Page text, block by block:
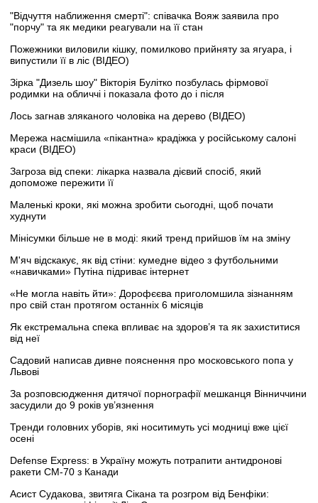
"Відчуття наближення смерті": співачка Вояж заявила про
"порчу" та як медики реагували на її стан
Пожежники виловили кішку, помилково прийняту за ягуара, і
випустили її в ліс (ВІДЕО)
Зірка "Дизель шоу" Вікторія Булітко позбулась фірмової
родимки на обличчі і показала фото до і після
Лось загнав зляканого чоловіка на дерево (ВІДЕО)
Мережа насмішила «пікантна» крадіжка у російському салоні
краси (ВІДЕО)
Загроза від спеки: лікарка назвала дієвий спосіб, який
допоможе пережити її
Маленькі кроки, які можна зробити сьогодні, щоб почати
худнути
Мінісумки більше не в моді: який тренд прийшов їм на зміну
М'яч відскакує, як від стіни: кумедне відео з футбольними
«навичками» Путіна підриває інтернет
«Не могла навіть йти»: Дорофєєва приголомшила зізнанням
про свій стан протягом останніх 6 місяців
Як екстремальна спека впливає на здоров’я та як захиститися
від неї
Садовий написав дивне пояснення про московського попа у
Львові
За розповсюдження дитячої порнографії мешканця Вінниччини
засудили до 9 років ув’язнення
Тренди головних уборів, які носитимуть усі модниці вже цієї
осені
Defense Express: в Україну можуть потрапити антидронові
ракети CM-70 з Канади
Асист Судакова, звитяга Сікана та розгром від Бенфіки: